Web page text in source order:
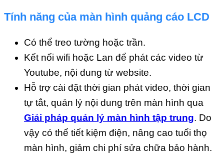
Tính năng của màn hình quảng cáo LCD
Có thể treo tường hoặc trần.
Kết nối wifi hoặc Lan để phát các video từ
Youtube, nội dung từ website.
Hỗ trợ cài đặt thời gian phát video, thời gian
tự tắt, quản lý nội dung trên màn hình qua
Giải pháp quản lý màn hình tập trung. Do
vậy có thể tiết kiệm điện, nâng cao tuổi thọ
màn hình, giảm chi phí sửa chữa bảo hành.